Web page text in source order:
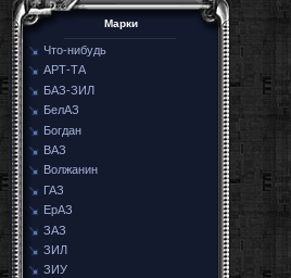
Марки
Что-нибудь
АРТ-ТА
БАЗ-ЗИЛ
БелАЗ
Богдан
ВАЗ
Волжанин
ГАЗ
ЕрАЗ
ЗАЗ
ЗИЛ
ЗИУ